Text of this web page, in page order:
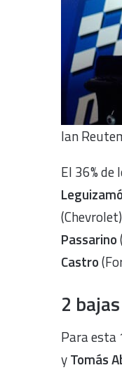
Ian
El 36%
Passarino
Castro
2 bajas
Para esta
yTomás